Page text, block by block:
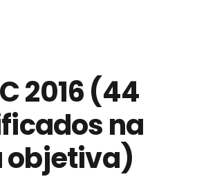
2016 (44
na
objetiva)